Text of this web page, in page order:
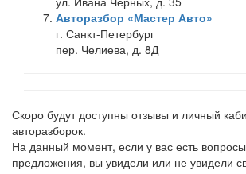
Авторазбор «Мастер Авто»
г. Санкт-Петербург
пер. Челиева, д. 8Д
Скоро будут доступны отзывы и личный
авторазборок.
На данный момент, если у вас есть
предложения, вы увидели или не увидели